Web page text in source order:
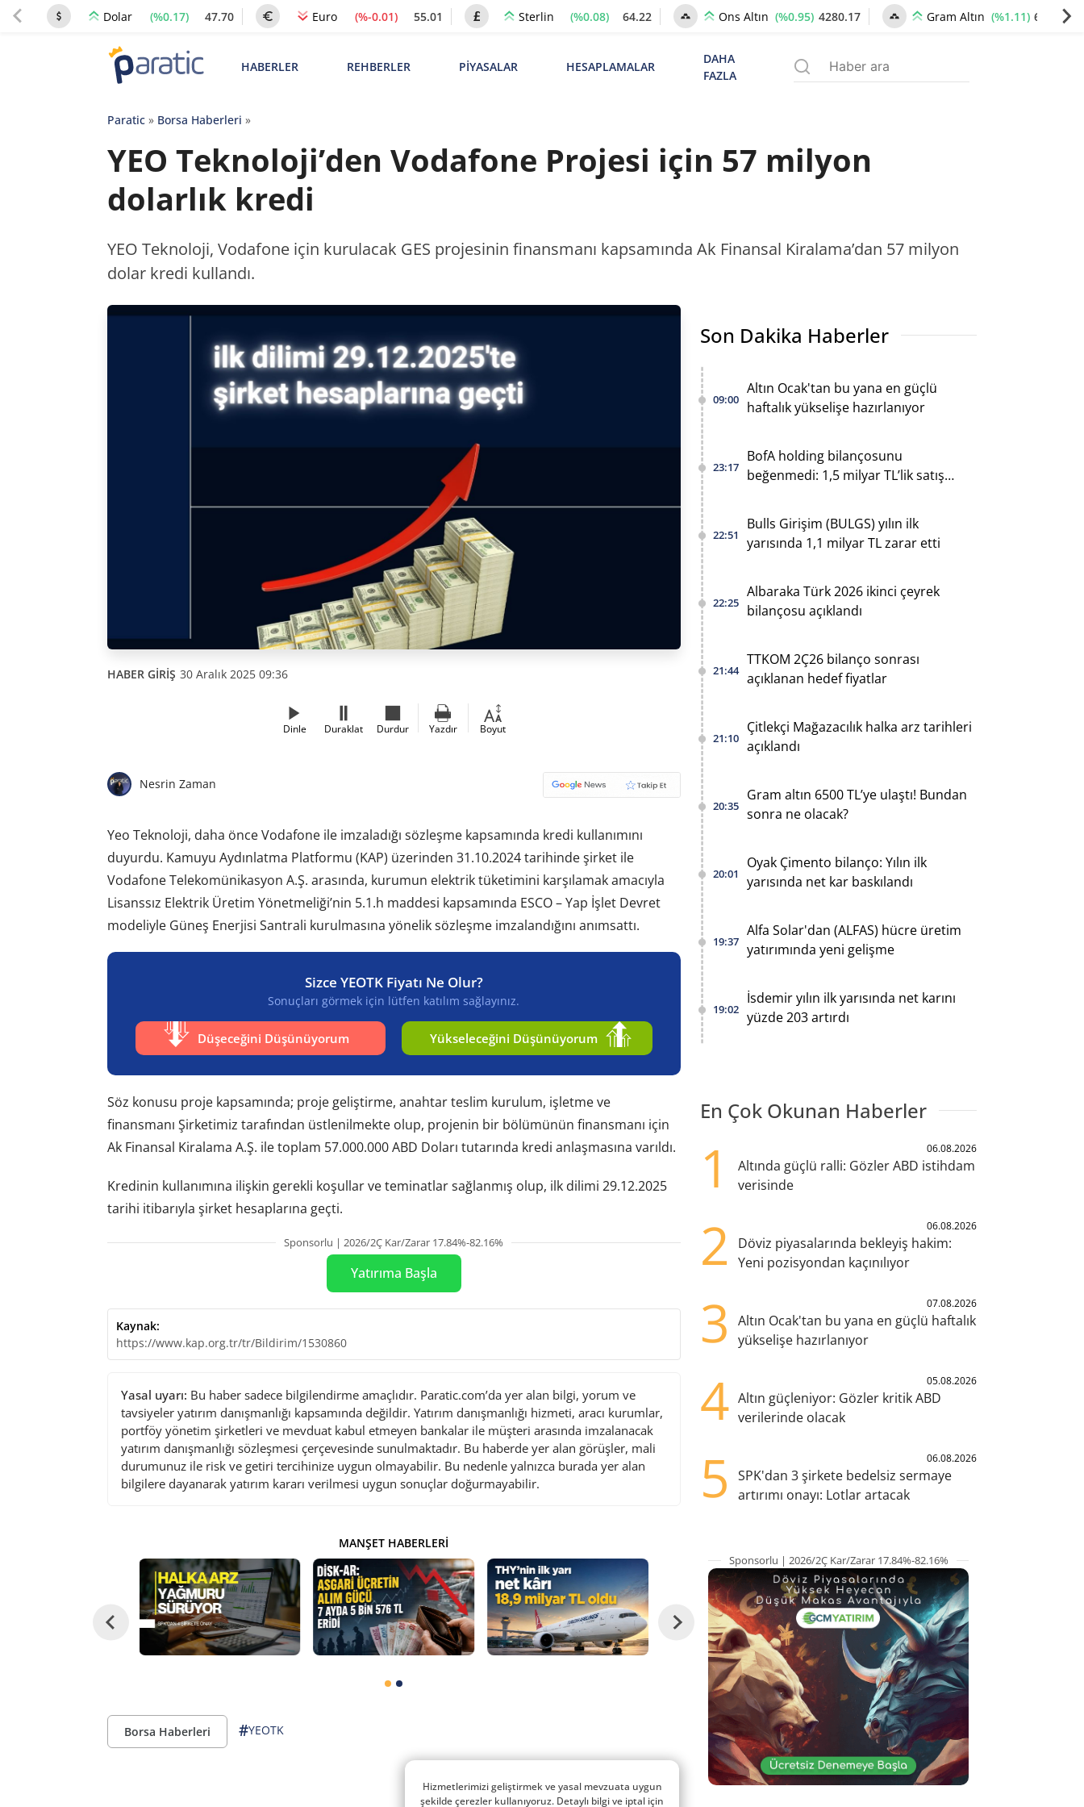
Dolar (%0.17) 47.70 Euro (%-0.01) 55.01 Sterlin (%0.08) 64.22 Ons Altın (%0.95) 4280.17 Gram Altın (%1.11) 6564.96
HABERLER REHBERLER PİYASALAR HESAPLAMALAR
DAHA
FAZLA
Paratic» Borsa Haberleri »
YEO Teknoloji’den Vodafone Projesi için 57 milyon
dolarlık kredi
YEO Teknoloji, Vodafone için kurulacak GES projesinin finansmanı kapsamında Ak Finansal Kiralama’dan 57 milyon
dolar kredi kullandı.
HABER GİRİŞ 30 Aralık 2025 09:36
Dinle Duraklat Durdur Yazdır Boyut
Nesrin Zaman
Yeo Teknoloji, daha önce Vodafone ile imzaladığı sözleşme kapsamında kredi kullanımını
duyurdu. Kamuyu Aydınlatma Platformu (KAP) üzerinden 31.10.2024 tarihinde şirket ile
Vodafone Telekomünikasyon A.Ş. arasında, kurumun elektrik tüketimini karşılamak amacıyla
Lisanssız Elektrik Üretim Yönetmeliği’nin 5.1.h maddesi kapsamında ESCO – Yap İşlet Devret
modeliyle Güneş Enerjisi Santrali kurulmasına yönelik sözleşme imzalandığını anımsattı.
Sizce YEOTK Fiyatı Ne Olur?
Sonuçları görmek için lütfen katılım sağlayınız.
Düşeceğini Düşünüyorum Yükseleceğini Düşünüyorum
Söz konusu proje kapsamında; proje geliştirme, anahtar teslim kurulum, işletme ve
finansmanı Şirketimiz tarafından üstlenilmekte olup, projenin bir bölümünün finansmanı için
Ak Finansal Kiralama A.Ş. ile toplam 57.000.000 ABD Doları tutarında kredi anlaşmasına varıldı.
Kredinin kullanımına ilişkin gerekli koşullar ve teminatlar sağlanmış olup, ilk dilimi 29.12.2025
tarihi itibarıyla şirket hesaplarına geçti.
Sponsorlu | 2026/2Ç Kar/Zarar 17.84%-82.16%
Yatırıma Başla
Kaynak:
https://www.kap.org.tr/tr/Bildirim/1530860
Yasal uyarı: Bu haber sadece bilgilendirme amaçlıdır. Paratic.com’da yer alan bilgi, yorum ve
tavsiyeler yatırım danışmanlığı kapsamında değildir. Yatırım danışmanlığı hizmeti, aracı kurumlar,
portföy yönetim şirketleri ve mevduat kabul etmeyen bankalar ile müşteri arasında imzalanacak
yatırım danışmanlığı sözleşmesi çerçevesinde sunulmaktadır. Bu haberde yer alan görüşler, mali
durumunuz ile risk ve getiri tercihinize uygun olmayabilir. Bu nedenle yalnızca burada yer alan
bilgilere dayanarak yatırım kararı verilmesi uygun sonuçlar doğurmayabilir.
MANŞET HABERLERI
Borsa Haberleri #YEOTK
Son Dakika Haberler
09:00
Altın Ocak'tan bu yana en güçlü
haftalık yükselişe hazırlanıyor
23:17
BofA holding bilançosunu
beğenmedi: 1,5 milyar TL’lik satış
22:51
Bulls Girişim (BULGS) yılın ilk
yarısında 1,1 milyar TL zarar etti
22:25
Albaraka Türk 2026 ikinci çeyrek
bilançosu açıklandı
21:44
TTKOM 2Ç26 bilanço sonrası
açıklanan hedef fiyatlar
21:10
Çitlekçi Mağazacılık halka arz tarihleri
açıklandı
20:35
Gram altın 6500 TL’ye ulaştı! Bundan
sonra ne olacak?
20:01
Oyak Çimento bilanço: Yılın ilk
yarısında net kar baskılandı
19:37
Alfa Solar'dan (ALFAS) hücre üretim
yatırımında yeni gelişme
19:02
İsdemir yılın ilk yarısında net karını
yüzde 203 artırdı
En Çok Okunan Haberler
1 06.08.2026
Altında güçlü ralli: Gözler ABD istihdam
verisinde
2 06.08.2026
Döviz piyasalarında bekleyiş hakim:
Yeni pozisyondan kaçınılıyor
3 07.08.2026
Altın Ocak'tan bu yana en güçlü haftalık
yükselişe hazırlanıyor
4 05.08.2026
Altın güçleniyor: Gözler kritik ABD
verilerinde olacak
5 06.08.2026
SPK'dan 3 şirkete bedelsiz sermaye
artırımı onayı: Lotlar artacak
Sponsorlu | 2026/2Ç Kar/Zarar 17.84%-82.16%
Hizmetlerimizi geliştirmek ve yasal mevzuata uygun
şekilde çerezler kullanıyoruz. Detaylı bilgi ve iptal için